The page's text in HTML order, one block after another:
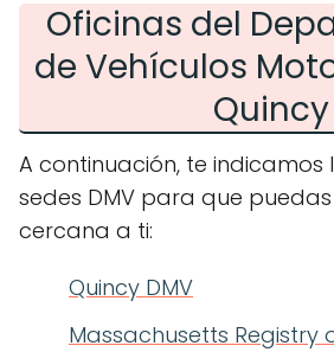
Oficinas del
de Vehículos
Quincy
A continuación, te indicamos
sedes DMV para que
cercana a ti:
Quincy DMV
Massachusetts Registry